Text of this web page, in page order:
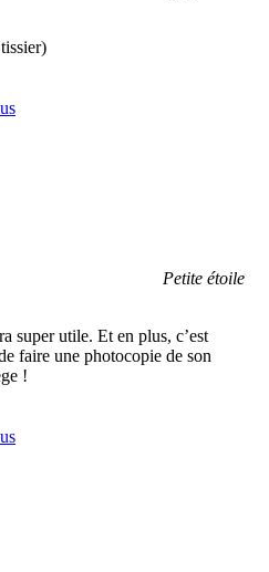
Petite étoile
super utile. Et en plus, c’est
faire une photocopie de son
!